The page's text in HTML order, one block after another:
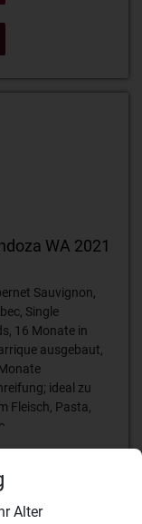
Alter
WA 2021
Sauvignon,
Single
16 Monate in
ausgebaut,
ideal zu
Fleisch, Pasta,